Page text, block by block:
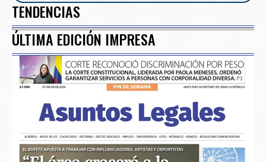
TENDENCIAS
ÚLTIMA EDICIÓN IMPRESA